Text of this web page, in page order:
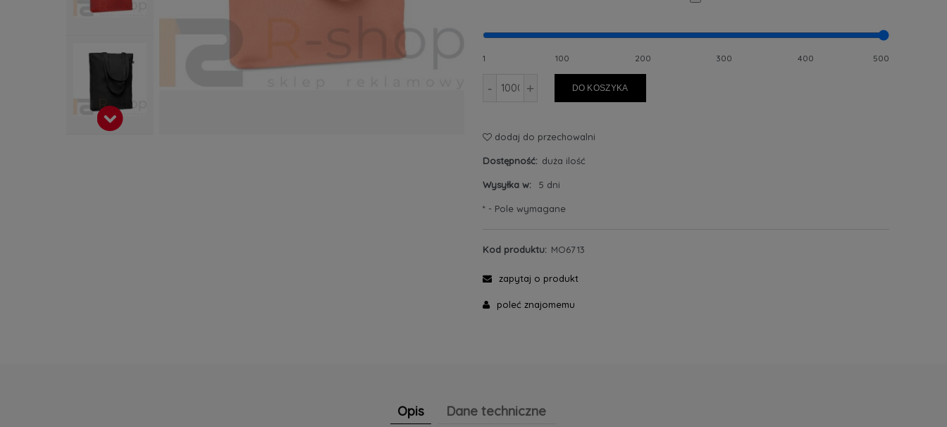
1 100 200 300 400 500
- + DO KOSZYKA
dodaj do przechowalni
Dostępność: duża ilość
Wysyłka w: 5 dni
* - Pole wymagane
Kod produktu: MO6713
zapytaj o produkt
poleć znajomemu
Opis Dane techniczne